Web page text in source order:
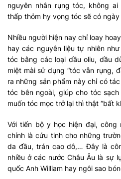
nguyên nhân rụng tóc, không
thấp thỏm hy vọng tóc sẽ có
Nhiều người hiện nay chỉ loay
hay các nguyên liệu tự nhiên
tóc bằng các loại dầu oliu, dầu
miệt mài sử dụng “tóc vẫn rụng,
ra những sản phẩm này chỉ có
tóc bên ngoài, giúp cho tóc
muốn tóc mọc trở lại thì thật “bất
Với tiến bộ y học hiện đại,
chính là cứu tinh cho những
da đầu, trán cao dô,… Đây là
nhiều ở các nước Châu Âu là sự
quốc Anh William hay ngôi sao